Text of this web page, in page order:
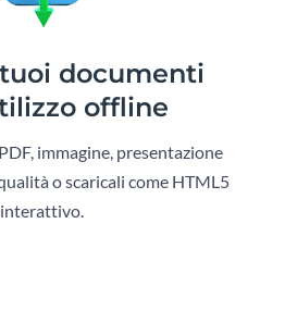
documenti
offline
immagine, presentazione
o scaricali come HTML5
interattivo.